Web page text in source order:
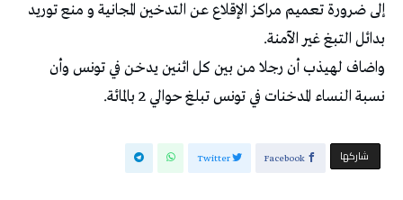
إلى ضرورة تعميم مراكز الإقلاع عن التدخين المجانية و منع توريد
بدائل التبغ غير الآمنة.
واضاف لهيذب أن رجلا من بين كل اثنين يدخن في تونس وأن
نسبة النساء المدخنات في تونس تبلغ حوالي 2 بالمائة.
‫‫ شاركها‬ Facebook
Twitter